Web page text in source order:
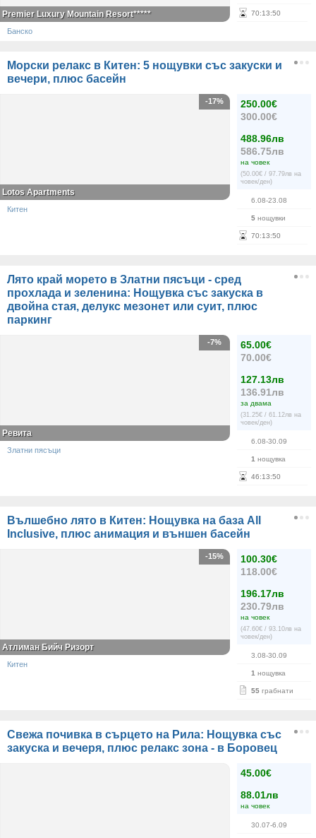
70:13:50
Premier Luxury Mountain Resort*****
Банско
Морски релакс в Китен: 5 нощувки със закуски и
вечери, плюс басейн
250.00€
300.00€
488.96лв
586.75лв
на човек
(50.00€ / 97.79лв на
човек/ден)
6.08-23.08
5 нощувки
70:13:50
-17%
Lotos Apartments
Китен
Лято край морето в Златни пясъци - сред
прохлада и зеленина: Нощувка със закуска в
двойна стая, делукс мезонет или суит, плюс
паркинг
65.00€
70.00€
127.13лв
136.91лв
за двама
(31.25€ / 61.12лв на
човек/ден)
6.08-30.09
1 нощувка
46:13:50
-7%
Ревита
Златни пясъци
Вълшебно лято в Китен: Нощувка на база All
Inclusive, плюс анимация и външен басейн
100.30€
118.00€
196.17лв
230.79лв
на човек
(47.60€ / 93.10лв на
човек/ден)
3.08-30.09
1 нощувка
55 грабнати
-15%
Атлиман Бийч Ризорт
Китен
Свежа почивка в сърцето на Рила: Нощувка със
закуска и вечеря, плюс релакс зона - в Боровец
45.00€
88.01лв
на човек
30.07-6.09